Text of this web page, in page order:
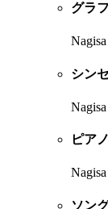
グラ
シン
ピアノ
ソン